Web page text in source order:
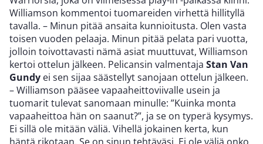
Williamson kommentoi tuomareiden virhettä hillityllä
tavalla. – Minun pitää ansaita kunnioitusta. Olen vasta
toisen vuoden pelaaja. Minun pitää pelata pari vuotta,
jolloin toivottavasti nämä asiat muuttuvat, Williamson
kertoi ottelun jälkeen. Pelicansin valmentaja Stan Van
Gundy ei sen sijaa säästellyt sanojaan ottelun jälkeen.
– Williamson pääsee vapaaheittoviivalle usein ja
tuomarit tulevat sanomaan minulle: ”Kuinka monta
vapaaheittoa hän on saanut?”, ja se on typerä kysymys.
Ei sillä ole mitään väliä. Vihellä jokainen kerta, kun